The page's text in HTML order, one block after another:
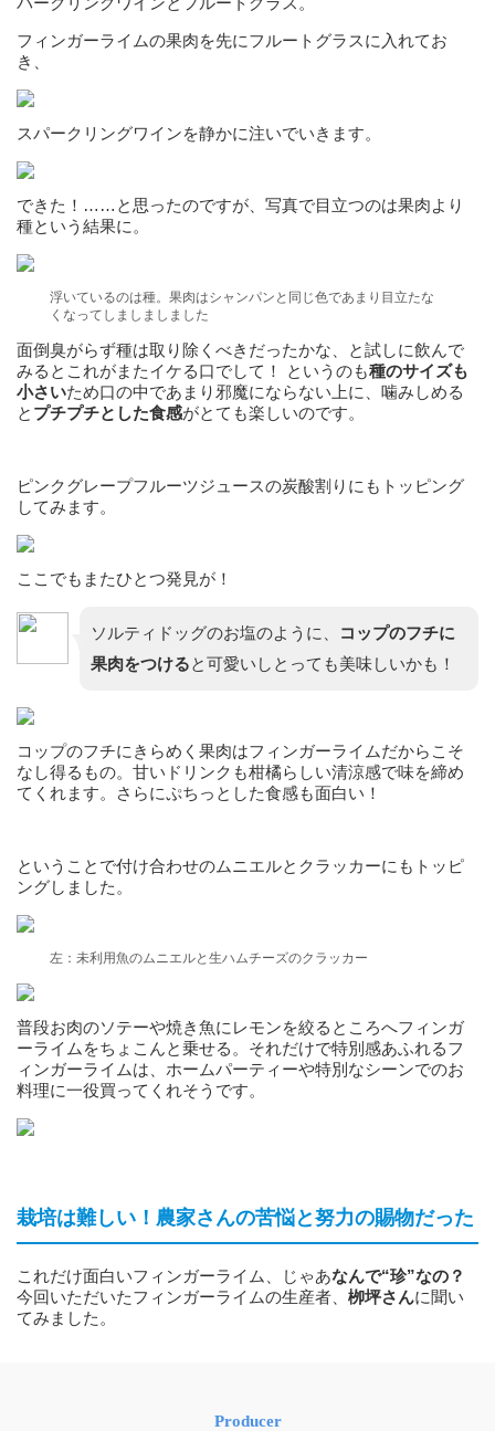
フィンガーライムの果肉を先にフルートグラスに入れてお
き、
スパークリングワインを静かに注いでいきます。
できた！……と思ったのですが、写真で目立つのは果肉より
種という結果に。
浮いているのは種。果肉はシャンパンと同じ色であまり目立たな
くなってしましましました
面倒臭がらず種は取り除くべきだったかな、と試しに飲んで
みるとこれがまたイケる口でして！ というのも種のサイズも
小さいため口の中であまり邪魔にならない上に、噛みしめる
と プチプチとした食感がとても楽しいのです。
ピンクグレープフルーツジュースの炭酸割りにもトッピング
してみます。
ここでもまたひとつ発見が！
ソルティドッグのお塩のように、
コップのフチに
果肉をつけると可愛いしとっても美味しいかも！
コップのフチにきらめく果肉はフィンガーライムだからこそ
なし得るもの。甘いドリンクも柑橘らしい清涼感で味を締め
てくれます。さらにぷちっとした食感も面白い！
ということで付け合わせのムニエルとクラッカーにもトッピ
ングしました。
左：未利用魚のムニエルと生ハムチーズのクラッカー
普段お肉のソテーや焼き魚にレモンを絞るところへフィンガ
ーライムをちょこんと乗せる。それだけで特別感あふれるフ
ィンガーライムは、ホームパーティーや特別なシーンでのお
料理に一役買ってくれそうです。
栽培は難しい！農家さんの苦悩と努力の賜物だった
これだけ面白いフィンガーライム、じゃあなんで“珍”なの？
今回いただいたフィンガーライムの生産者、 栁坪さんに聞い
てみました。
Producer